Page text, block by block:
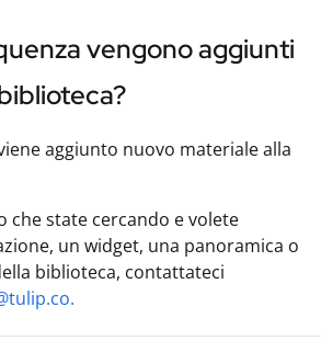
vengono aggiunti
aggiunto nuovo materiale alla
che state cercando e volete
un widget, una panoramica o
biblioteca, contattateci